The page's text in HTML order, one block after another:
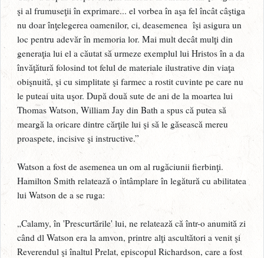
şi al frumuseţii în exprimare... el vorbea în aşa fel încât câştiga
nu doar înţelegerea oamenilor, ci, deasemenea îşi asigura un
loc pentru adevăr în memoria lor. Mai mult decât mulţi din
generaţia lui el a căutat să urmeze exemplul lui Hristos în a da
învăţătură folosind tot felul de materiale ilustrative din viaţa
obişnuită, şi cu simplitate şi farmec a rostit cuvinte pe care nu
le puteai uita uşor. După două sute de ani de la moartea lui
Thomas Watson, William Jay din Bath a spus că putea să
meargă la oricare dintre cărţile lui şi să le găsească mereu
proaspete, incisive şi instructive.”
Watson a fost de asemenea un om al rugăciunii fierbinţi.
Hamilton Smith relatează o întâmplare în legătură cu abilitatea
lui Watson de a se ruga:
„Calamy, în 'Prescurtările' lui, ne relatează că într-o anumită zi
când dl Watson era la amvon, printre alţi ascultători a venit şi
Reverendul şi înaltul Prelat, episcopul Richardson, care a fost